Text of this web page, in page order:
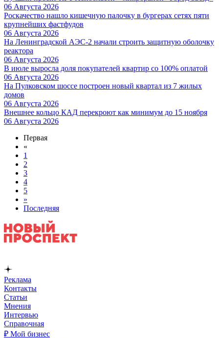
06 Августа 2026
Роскачество нашло кишечную палочку в бургерах сетях пяти
крупнейших фастфудов
06 Августа 2026
На Ленинградской АЭС-2 начали строить защитную оболочку
реактора
06 Августа 2026
В июле выросла доля покупателей квартир со 100% оплатой
06 Августа 2026
На Пулковском шоссе построен новый квартал из 7 жилых
домов
06 Августа 2026
Внешнее кольцо КАД перекроют как минимум до 15 ноября
06 Августа 2026
Первая
«
1
2
3
4
5
»
Последняя
Реклама
Контакты
Статьи
Мнения
Интервью
Справочная
₽ Мой бизнес